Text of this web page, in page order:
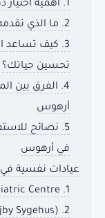
1. أهمية اختيار دكتور نفسي في أرهوس مناسب
2. ما الذي تقدمه العيادات النفسية في أرهوس؟
3. كيف تساعد
تحسين حياتك؟
4. الفرق بين
أرهوس
5. نصائح
في أرهوس
عيادات نفسية
1. Skejby Psychiatric Centre
2. Aarhus Universitetshospital (Skejby Sygehus)